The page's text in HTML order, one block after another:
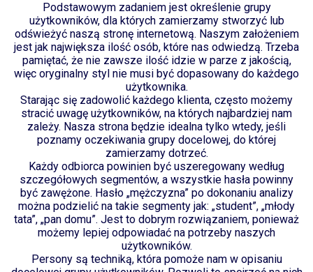
Podstawowym zadaniem jest określenie grupy
użytkowników, dla których zamierzamy stworzyć lub
odświeżyć naszą stronę internetową. Naszym założeniem
jest jak największa ilość osób, które nas odwiedzą. Trzeba
pamiętać, że nie zawsze ilość idzie w parze z jakością,
więc oryginalny styl nie musi być dopasowany do każdego
użytkownika.
Starając się zadowolić każdego klienta, często możemy
stracić uwagę użytkowników, na których najbardziej nam
zależy. Nasza strona będzie idealna tylko wtedy, jeśli
poznamy oczekiwania grupy docelowej, do której
zamierzamy dotrzeć.
Każdy odbiorca powinien być uszeregowany według
szczegółowych segmentów, a wszystkie hasła powinny
być zawężone. Hasło „mężczyzna” po dokonaniu analizy
można podzielić na takie segmenty jak: „student”, „młody
tata”, „pan domu”. Jest to dobrym rozwiązaniem, ponieważ
możemy lepiej odpowiadać na potrzeby naszych
użytkowników.
Persony są techniką, która pomoże nam w opisaniu